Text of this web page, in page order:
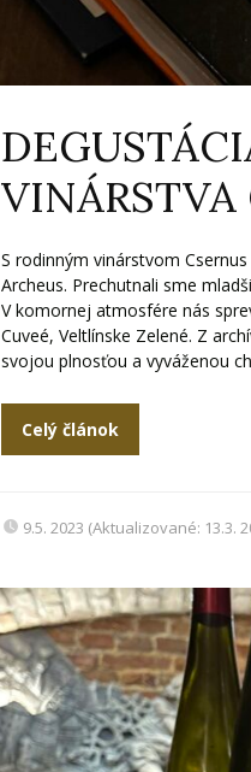
VINÁRSTVA
S rodinným vinárstvom
Archeus. Prechutnali sme
V komornej atmosfére nás
Cuveé, Veltlínske Zelené. Z
svojou plnosťou a vyváženou
Celý článok
9.5. 2023 (Aktualizované: 13.3.